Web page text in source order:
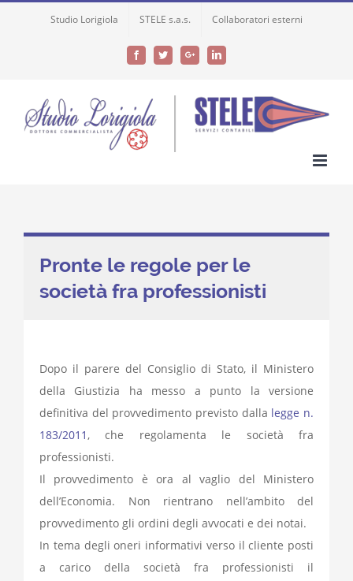
Studio Lorigiola STELE s.a.s. Collaboratori esterni
FacebookTwitterGoogle+LinkedIn
Pronte le regole per le
società fra professionisti
Dopo il parere del Consiglio di Stato, il Ministero
della Giustizia ha messo a punto la versione
definitiva del provvedimento previsto dalla legge n.
183/2011, che regolamenta le società fra
professionisti.
Il provvedimento è ora al vaglio del Ministero
dell’Economia. Non rientrano nell’ambito del
provvedimento gli ordini degli avvocati e dei notai.
In tema degli oneri informativi verso il cliente posti
a carico della società fra professionisti il